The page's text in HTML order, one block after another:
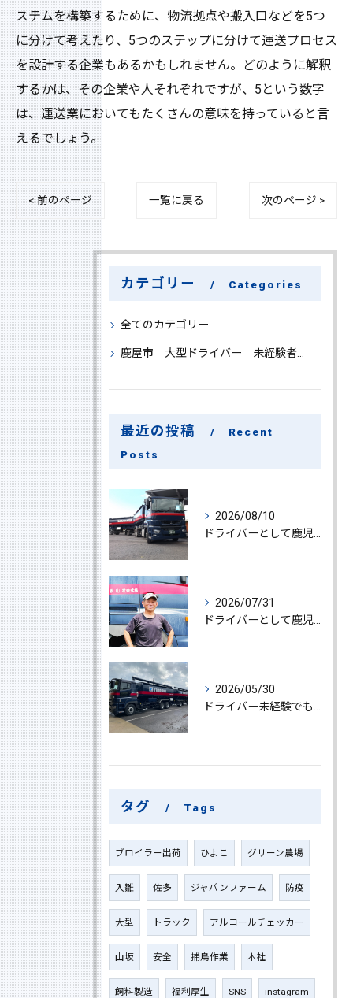
ステムを構築するために、物流拠点や搬入口などを5つ
に分けて考えたり、5つのステップに分けて運送プロセス
を設計する企業もあるかもしれません。どのように解釈
するかは、その企業や人それぞれですが、5という数字
は、運送業においてもたくさんの意味を持っていると言
えるでしょう。
< 前のページ 一覧に戻る 次のページ >
カテゴリー Categories
全てのカテゴリー
鹿屋市 大型ドライバー 未経験者 大募集
最近の投稿
Recent
Posts
2026/08/10
2026/07/31
2026/05/30
タグ Tags
ブロイラー出荷 ひよこ グリーン農場
入雛 佐多 ジャパンファーム 防疫
大型 トラック アルコールチェッカー
山坂 安全 捕鳥作業 本社
飼料製造 福利厚生 SNS instagram